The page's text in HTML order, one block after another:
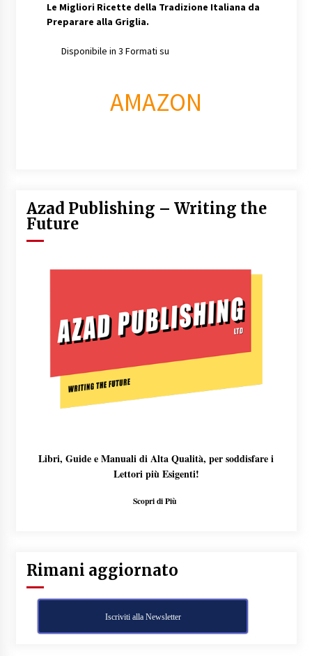
Le Migliori Ricette della Tradizione Italiana da
Preparare alla Griglia.
Disponibile in 3 Formati su
AMAZON
Azad Publishing – Writing the
Future
Libri, Guide e Manuali di Alta Qualità, per soddisfare i
Lettori più Esigenti!
Scopri di Più
Rimani aggiornato
Iscriviti alla Newsletter